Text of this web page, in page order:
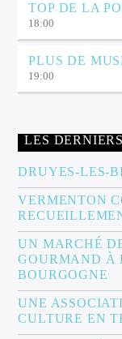
TOP DE LA
18:00
PLUS DE
19:00
LES
DRUYES-LES-
VERMENTON
UN MARCHÉ
GOURMAND À
BOURGOGNE
UNE
CULTURE EN